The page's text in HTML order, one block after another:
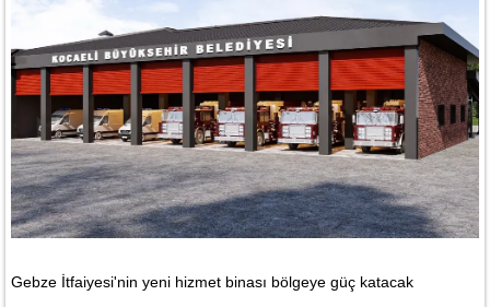
Gebze İtfaiyesi'nin yeni hizmet binası bölgeye güç katacak